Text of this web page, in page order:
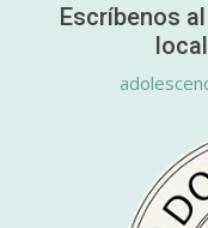
Escríbenos